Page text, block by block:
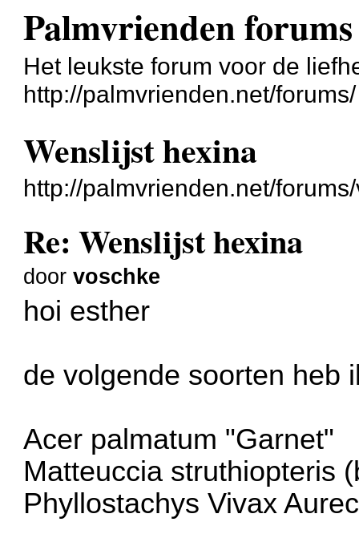
Palmvrienden forums
Het leukste forum voor de
http://palmvrienden.net/forums/
Wenslijst hexina
http://palmvrienden.net/
Re: Wenslijst hexina
doorvoschke
hoi esther
de volgende soorten heb
Acer palmatum "Garnet"
Matteuccia struthiopteris
Phyllostachys Vivax